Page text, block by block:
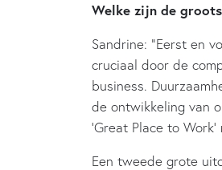
Welke zijn de
Sandrine: “Eerst en
cruciaal door de
business.
de ontwikkeling van
‘Great Place to Work’
Een tweede grote